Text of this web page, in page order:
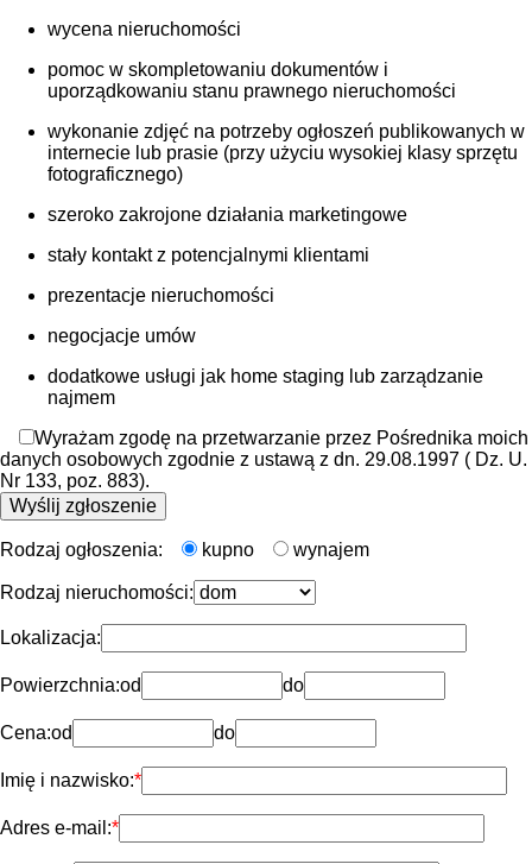
wycena nieruchomości
pomoc w skompletowaniu dokumentów i
uporządkowaniu stanu prawnego nieruchomości
wykonanie zdjęć na potrzeby ogłoszeń publikowanych w
internecie lub prasie (przy użyciu wysokiej klasy sprzętu
fotograficznego)
szeroko zakrojone działania marketingowe
stały kontakt z potencjalnymi klientami
prezentacje nieruchomości
negocjacje umów
dodatkowe usługi jak home staging lub zarządzanie
najmem
Wyrażam zgodę na przetwarzanie przez Pośrednika moich
danych osobowych zgodnie z ustawą z dn. 29.08.1997 ( Dz. U.
Nr 133, poz. 883).
Rodzaj ogłoszenia: kupno wynajem
Rodzaj nieruchomości:
Lokalizacja:
Powierzchnia:od do
Cena:od do
Imię i nazwisko:
Adres e-mail: